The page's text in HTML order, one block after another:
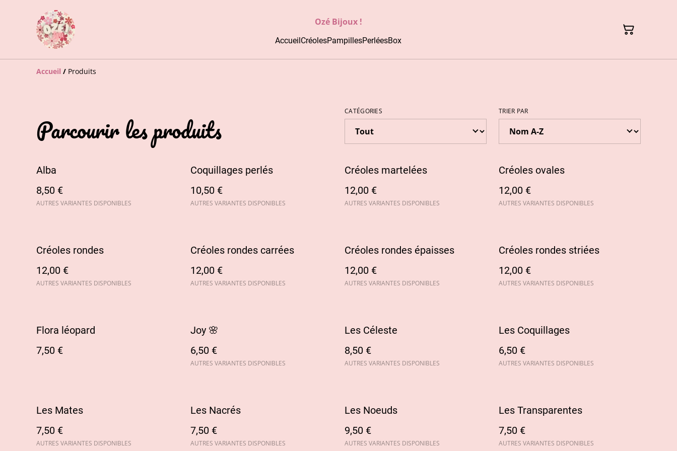
Ozé Bijoux !
AccueilCréolesPampillesPerléesBox
Accueil / Produits
Parcourir les produits
CATÉGORIES TRIER PAR
Alba
8,50 €
AUTRES VARIANTES DISPONIBLES
Coquillages perlés
10,50 €
AUTRES VARIANTES DISPONIBLES
Créoles martelées
12,00 €
AUTRES VARIANTES DISPONIBLES
Créoles ovales
12,00 €
AUTRES VARIANTES DISPONIBLES
Créoles rondes
12,00 €
AUTRES VARIANTES DISPONIBLES
Créoles rondes carrées
12,00 €
AUTRES VARIANTES DISPONIBLES
Créoles rondes épaisses
12,00 €
AUTRES VARIANTES DISPONIBLES
Créoles rondes striées
12,00 €
AUTRES VARIANTES DISPONIBLES
Flora léopard
7,50 €
Joy 🌸
6,50 €
AUTRES VARIANTES DISPONIBLES
Les Céleste
8,50 €
AUTRES VARIANTES DISPONIBLES
Les Coquillages
6,50 €
AUTRES VARIANTES DISPONIBLES
Les Mates
7,50 €
AUTRES VARIANTES DISPONIBLES
Les Nacrés
7,50 €
AUTRES VARIANTES DISPONIBLES
Les Noeuds
9,50 €
AUTRES VARIANTES DISPONIBLES
Les Transparentes
7,50 €
AUTRES VARIANTES DISPONIBLES